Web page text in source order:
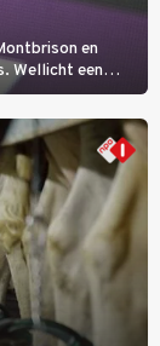
en
Wellicht een
won.